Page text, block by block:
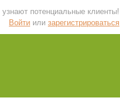
потенциальные клиенты!
Войти или зарегистрироваться